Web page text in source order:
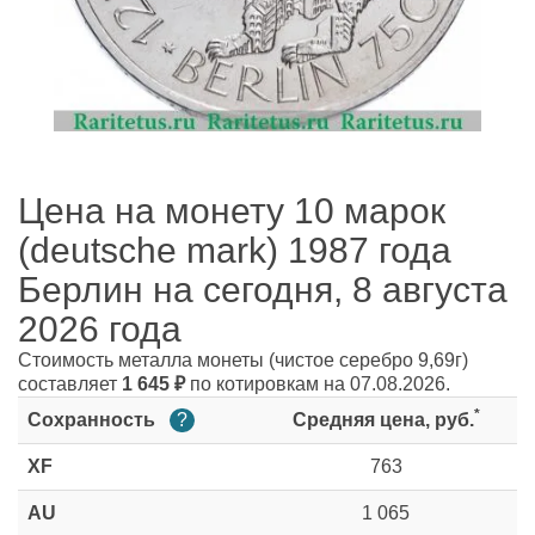
Цена на монету 10 марок
(deutsche mark) 1987 года
Берлин на сегодня, 8 августа
2026 года
Стоимость металла монеты (чистое серебро 9,69г)
составляет 1 645 ₽по котировкам на 07.08.2026.
Сохранность
? Средняя цена, руб.*
XF 763
AU 1 065